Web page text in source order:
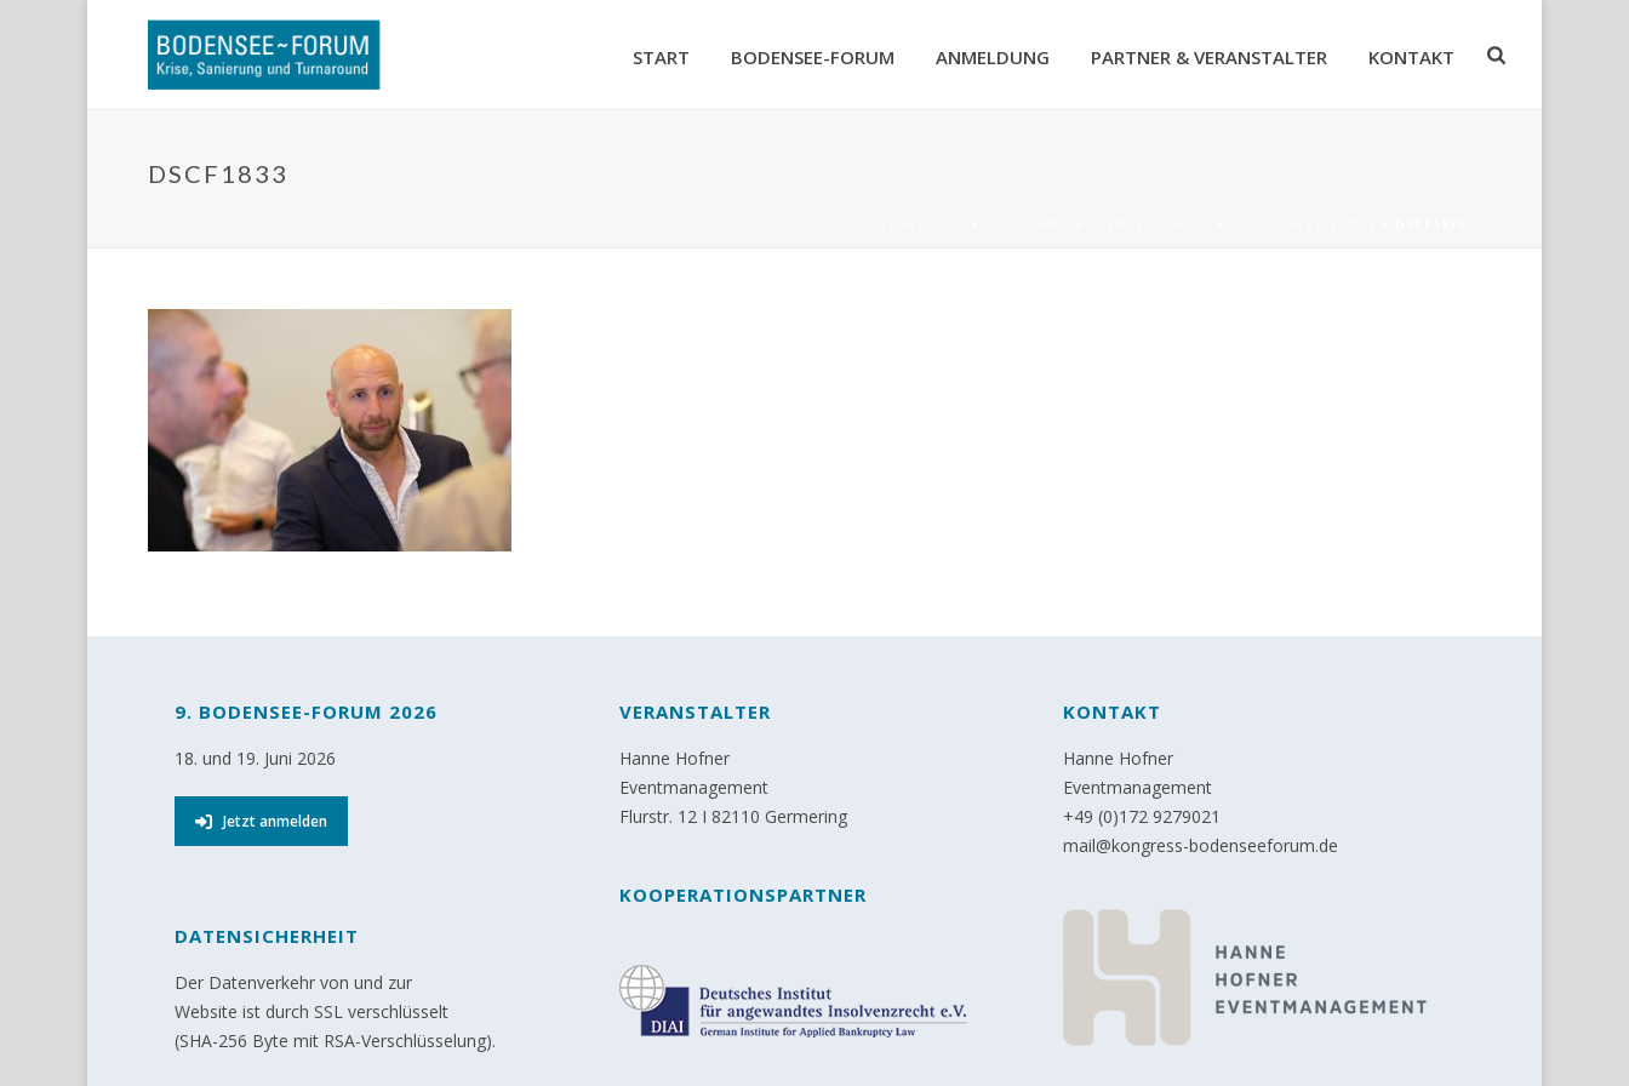
START BODENSEE-FORUM ANMELDUNG PARTNER & VERANSTALTER KONTAKT
DSCF1833
9. BODENSEE-FORUM 2026
18. und 19. Juni 2026
Jetzt anmelden
DATENSICHERHEIT
Der Datenverkehr von und zur
Website ist durch SSL verschlüsselt
(SHA-256 Byte mit RSA-Verschlüsselung).
VERANSTALTER
Hanne Hofner
Eventmanagement
Flurstr. 12 I 82110 Germering
KOOPERATIONSPARTNER
KONTAKT
Hanne Hofner
Eventmanagement
+49 (0)172 9279021
mail@kongress-bodenseeforum.de